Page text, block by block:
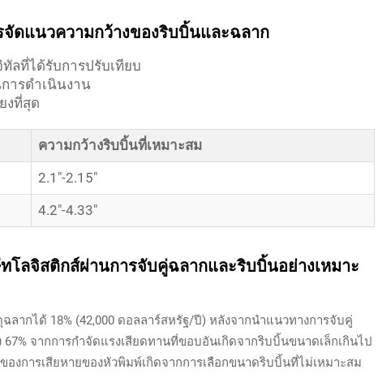
ดแนวความกว้างของริบบิ้นและฉลาก
ลที่ได้รับการปรับเทียบ
ารดำเนินงาน
งที่สุด
ความกว้างริบบิ้นที่เหมาะสม
2.1"-2.15"
4.2"-4.33"
โลจิสติกส์ผ่านการจับคู่ฉลากและริบบิ้นอย่างเหมาะ
ลากได้ 18% (42,000 ดอลลาร์สหรัฐ/ปี) หลังจากนำแนวทางการจับคู่
จากการกำจัดแรงเสียดทานที่ขอบอันเกิดจากริบบิ้นขนาดเล็กเกินไป
งการเสียหายของหัวพิมพ์เกิดจากการเลือกขนาดริบบิ้นที่ไม่เหมาะสม